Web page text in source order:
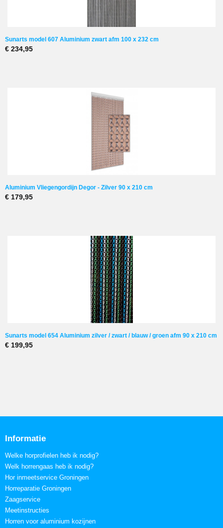
Uitwasbaar in beddensloop op 40 graden.
Ja, met een tang schakels losmaken
Verlengbaar
Nee
Sunarts model 607 Aluminium zwart afm 100 x 232 cm
€ 234,95
Aluminium Vliegengordijn Degor - Zilver 90 x 210 cm
€ 179,95
Sunarts model 654 Aluminium zilver / zwart / blauw / groen afm 90 x 210 cm
€ 199,95
Informatie
Welke horprofielen heb ik nodig?
Welk horrengaas heb ik nodig?
Hor inmeetservice Groningen
Horreparatie Groningen
Zaagservice
Meetinstructies
Horren voor aluminium kozijnen